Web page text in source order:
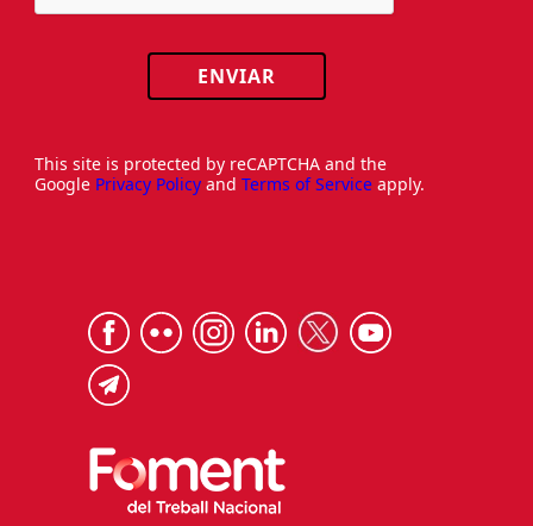
ENVIAR
This site is protected by reCAPTCHA and the
Google Privacy Policy and Terms of Service apply.